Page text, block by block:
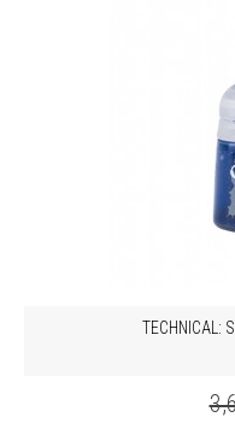
TECHNICAL: